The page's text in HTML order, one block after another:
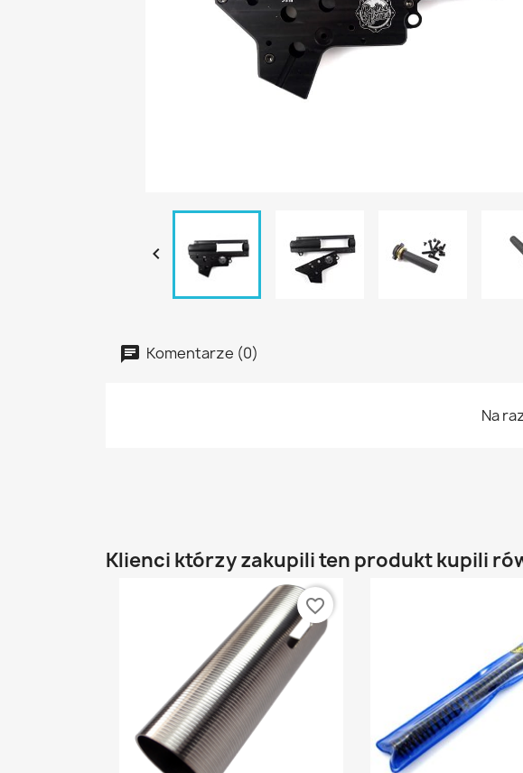

Komentarze (0)
Na
Klienci którzy zakupili ten produkt kupili
favorite_border